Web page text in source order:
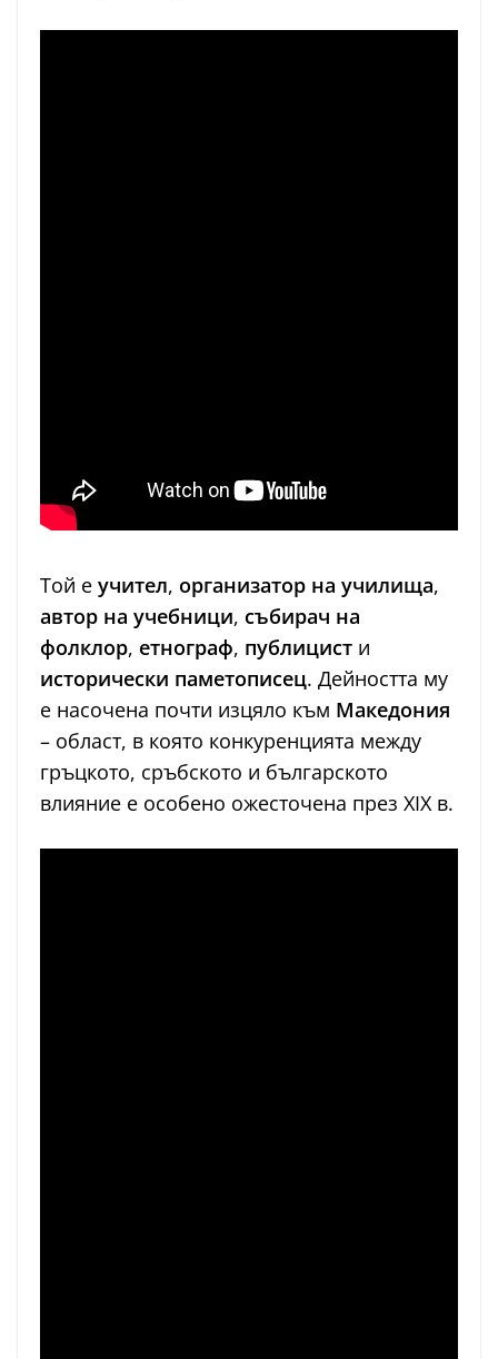
Той е учител, организатор на училища,
автор на учебници, събирач на
фолклор, етнограф, публицист и
исторически паметописец. Дейността му
е насочена почти изцяло към Македония
– област, в която конкуренцията между
гръцкото, сръбското и българското
влияние е особено ожесточена през XIX в.